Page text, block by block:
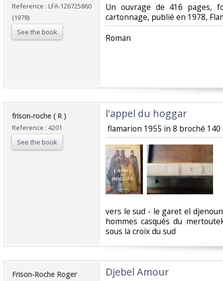
Reference : LFA-126725860
(1978)
See the book
‎Un ouvrage de 416 pages,
cartonnage, publié en 1978,
‎Roman‎
‎frison-roche ( R )‎
Reference : 4201
See the book
‎l'appel du hoggar‎
flamarion 1955 in 8 broché
‎vers le sud - le garet el
hommes casqués du
sous la croix du sud ‎
‎Frison-Roche Roger‎ ‎Djebel Amour‎